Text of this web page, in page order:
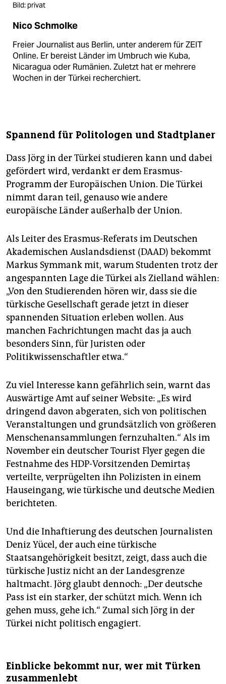
Bild: privat
Nico Schmolke
Freier Journalist aus Berlin, unter anderem für ZEIT
Online. Er bereist Länder im Umbruch wie Kuba,
Nicaragua oder Rumänien. Zuletzt hat er mehrere
Wochen in der Türkei recherchiert.
Spannend für Politologen und Stadtplaner
Dass Jörg in der Türkei studieren kann und dabei
gefördert wird, verdankt er dem Erasmus-
Programm der Europäischen Union. Die Türkei
nimmt daran teil, genauso wie andere
europäische Länder außerhalb der Union.
Als Leiter des Erasmus-Referats im Deutschen
Akademischen Auslandsdienst (DAAD) bekommt
Markus Symmank mit, warum Studenten trotz der
angespannten Lage die Türkei als Zielland wählen:
„Von den Studierenden hören wir, dass sie die
türkische Gesellschaft gerade jetzt in dieser
spannenden Situation erleben wollen. Aus
manchen Fachrichtungen macht das ja auch
besonders Sinn, für Juristen oder
Politikwissenschaftler etwa.“
Zu viel Interesse kann gefährlich sein, warnt das
Auswärtige Amt auf seiner Website: „Es wird
dringend davon abgeraten, sich von politischen
Veranstaltungen und grundsätzlich von größeren
Menschenansammlungen fernzuhalten.“ Als im
November ein deutscher Tourist Flyer gegen die
Festnahme des HDP-Vorsitzenden Demirtaş
verteilte, verprügelten ihn Polizisten in einem
Hauseingang, wie türkische und deutsche Medien
berichteten.
Und die Inhaftierung des deutschen Journalisten
Deniz Yücel, der auch eine türkische
Staatsangehörigkeit besitzt, zeigt, dass auch die
türkische Justiz nicht an der Landesgrenze
haltmacht. Jörg glaubt dennoch: „Der deutsche
Pass ist ein starker, der schützt mich. Wenn ich
gehen muss, gehe ich.“ Zumal sich Jörg in der
Türkei nicht politisch engagiert.
Einblicke bekommt nur, wer mit Türken
zusammenlebt